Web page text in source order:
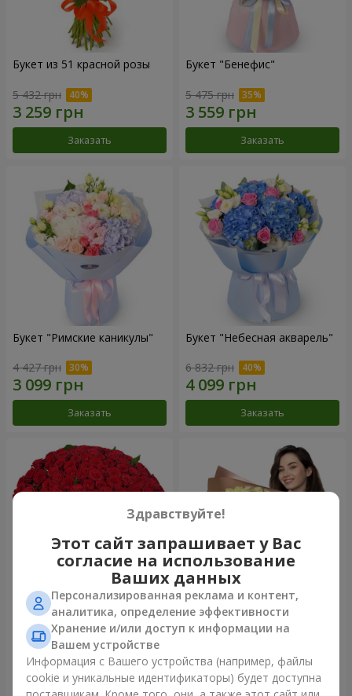
Букет из 51 красной розы
5 432 грн
Заказать
Букет "Бенефис"
5 475 грн
Заказать
Букет "Римские каникулы"
4 427 грн
Заказать
Букет "Небесная акварель"
6 832 грн
Заказать
101 красная роза
10 725 грн
Заказать
Букет "Сердце – сердцу"
Заказать
Здравствуйте!
Этот сайт запрашивает у Вас
согласие на использование
Ваших данных
Персонализированная реклама и контент,
аналитика, определение эффективности
Хранение и/или доступ к информации на
Вашем устройстве
Информация с Вашего устройства (например, файлы
cookie и уникальные идентификаторы) будет доступна